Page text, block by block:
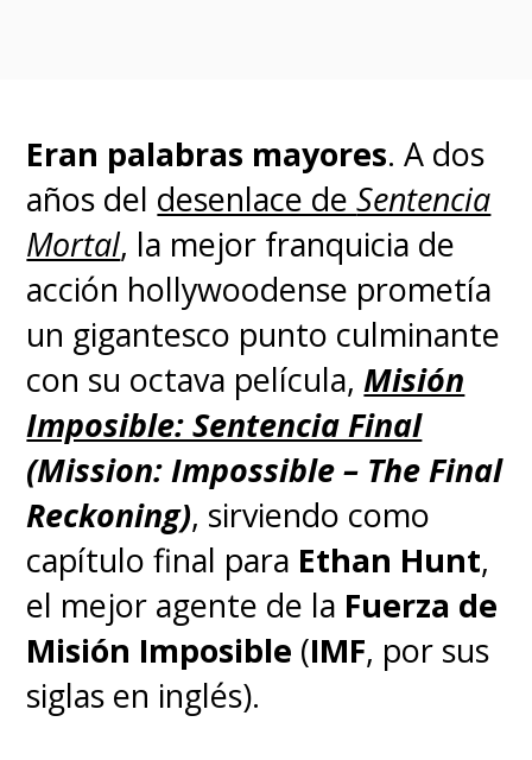
Eran palabras mayores. A dos
años del desenlace deSentencia
Mortal, la mejor franquicia de
acción hollywoodense prometía
un gigantesco punto culminante
con su octava película,Misión
Imposible: Sentencia Final
(Mission: Impossible – The Final
Reckoning), sirviendo como
capítulo final para Ethan Hunt,
el mejor agente de la Fuerza de
Misión Imposible (IMF, por sus
siglas en inglés).